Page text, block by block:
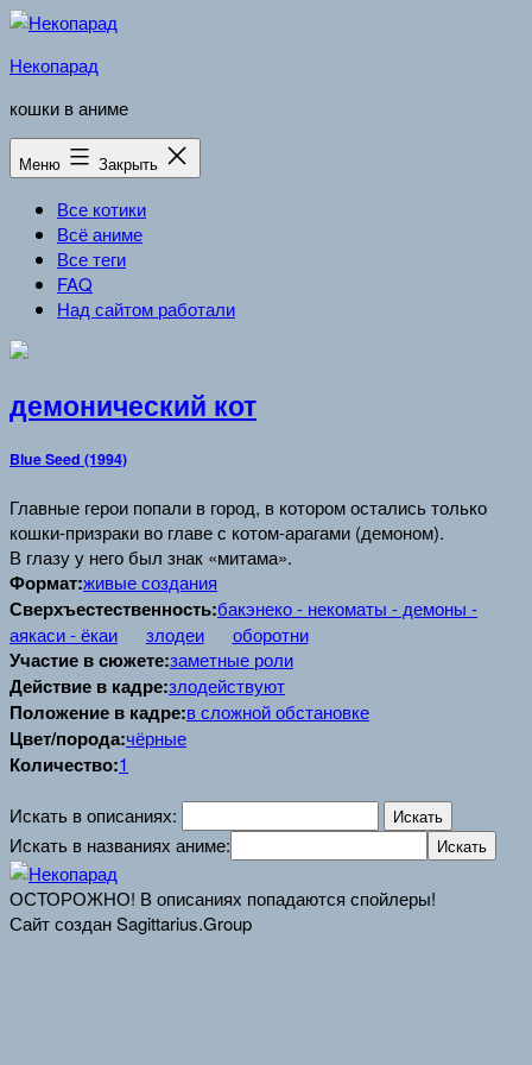
Перейти
содержимому
Некопарад
кошки в аниме
Меню Закрыть
Все котики
Всё аниме
Все теги
FAQ
Над сайтом работали
демонический кот
Blue Seed (1994)
Главные герои попали в город, в котором остались только
кошки-призраки во главе с котом-арагами (демоном).
В глазу у него был знак «митама».
Формат:живые создания
Сверхъестественность:бакэнеко - некоматы - демоны -
аякаси - ёкаи
злодеи оборотни
Участие в сюжете:заметные роли
Действие в кадре:злодействуют
Положение в кадре:в сложной обстановке
Цвет/порода:чёрные
Количество:1
Искать в описаниях:
Искать в названиях аниме:
ОСТОРОЖНО! В описаниях попадаются спойлеры!
Сайт создан Sagittarius.Group